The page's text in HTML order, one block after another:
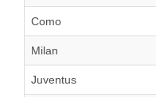
Como
Milan
Juventus